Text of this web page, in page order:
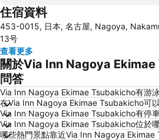
Fushimi Station
Nakamura
Chikusa
Gifu Station
Nabana no Sato
Toyotashi Station
Osukannon Station
Nishi
Shinsakae-machi Station
住宿資料
453-0015, 日本, 名古屋, Nagoya,
13号
查看更多
關於Via Inn Nagoya
問答
Via Inn Nagoya Ekimae Tsubakicho有游
在Via Inn Nagoya Ekimae Tsubakicho可
Via Inn Nagoya Ekimae Tsubakicho有停
Via Inn Nagoya Ekimae Tsubakicho位於
哪些熱門景點靠近Via Inn Nagoya Ekimae